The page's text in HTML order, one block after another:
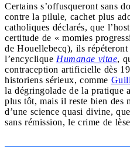
Certains s’offusqueront sans
contre la pilule, cachet plus
catholiques déclarés, que
certitude de « momies
de Houellebecq), ils
l’encyclique Humanae vitae,
contraception artificielle dès
historiens sérieux, comme
la dégringolade de la pratique
plus tôt, mais il reste bien des
d’une science quasi divine,
sans rémission, le crime de